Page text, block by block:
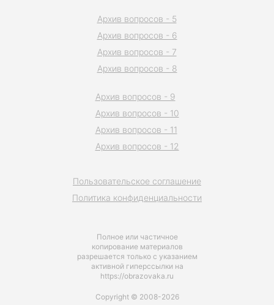
Полное или частичное
копирование материалов
разрешается только с указанием
активной гиперссылки на
https://obrazovaka.ru
Пользовательское соглашение
Политика конфиденциальности
Архив вопросов - 5
Архив вопросов - 6
Архив вопросов - 7
Архив вопросов - 8
Архив вопросов - 9
Архив вопросов - 10
Архив вопросов - 11
Архив вопросов - 12
Copyright © 2008-2026